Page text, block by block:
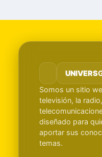
UNIVERS
Somos un sitio
televisión, la
diseñado para
aportar sus
temas.